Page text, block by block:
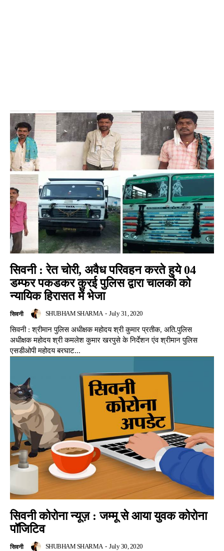
सिवनी : रेत चोरी, अवैध परिवहन करते हुये 04
डम्‍फर पकडकर कुरई पुलिस द्वारा चालको को
न्‍यायिक हिरासत में भेजा
सिवनी SHUBHAM SHARMA - July 31, 2020
सिवनी : श्रीमान पुलिस अधीक्षक महोदय श्री कुमार प्रतीक, अति.पुलिस
अधीक्षक महोदय श्री कमलेश कुमार खरपुसे के निर्देशन एंव श्रीमान पुलिस
एसडीओपी महोदय बरघाट...
सिवनी कोरोना न्यूज़ : जम्मू से आया युवक कोरोना
पॉजिटिव
सिवनी SHUBHAM SHARMA - July 30, 2020